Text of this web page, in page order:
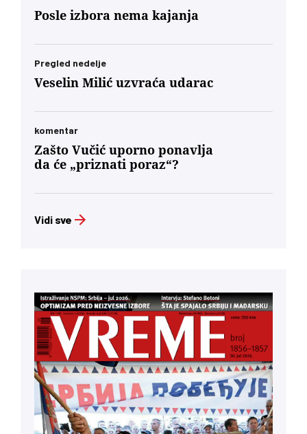
Posle izbora nema kajanja
Pregled nedelje
Veselin Milić uzvraća udarac
komentar
Zašto Vučić uporno ponavlja
da će „priznati poraz“?
Vidi sve